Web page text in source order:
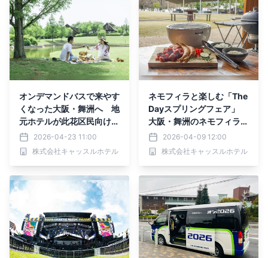
オンデマンドバスで来やす
くなった大阪・舞洲へ 地
元ホテルが此花区民向けキ
ャンペーン「区民DAY」実
施
2026-04-23 11:00
株式会社キャッスルホテル
ネモフィラと楽しむ「The
Dayスプリングフェア」
大阪・舞洲のネモフィラ祭
り会場近くのホテルで4月
11日から開催
2026-04-09 12:00
株式会社キャッスルホテル